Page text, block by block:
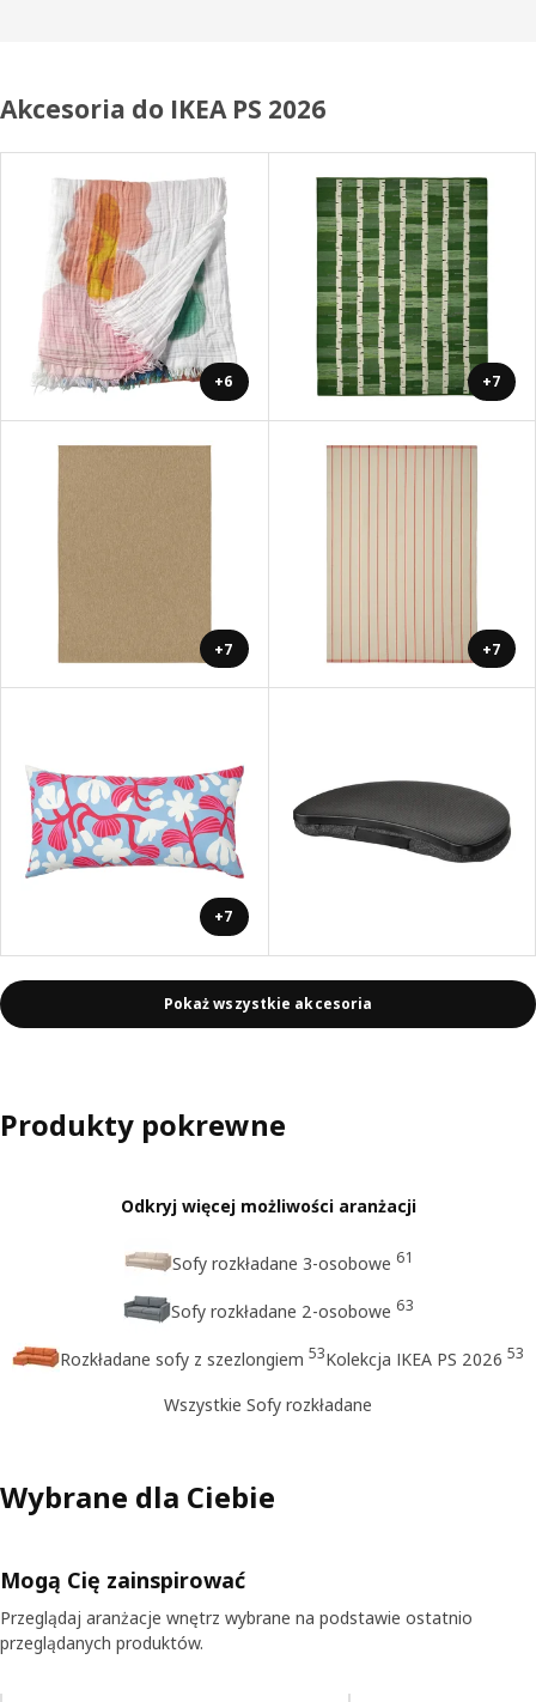
Akcesoria do IKEA PS 2026
+6 +7
+7 +7
+7
Pokaż wszystkie akcesoria
Produkty pokrewne
Odkryj więcej możliwości aranżacji
Sofy rozkładane 3-osobowe 61
Sofy rozkładane 2-osobowe 63
Rozkładane sofy z szezlongiem 53Kolekcja IKEA PS 2026 53
Wszystkie Sofy rozkładane
Wybrane dla Ciebie
Mogą Cię zainspirować
Przeglądaj aranżacje wnętrz wybrane na podstawie ostatnio
przeglądanych produktów.